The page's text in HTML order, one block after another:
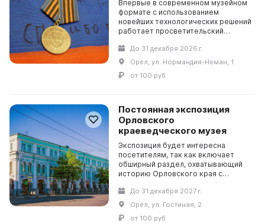
Впервые в современном музейном
формате с использованием
новейших технологических решений
работает просветительский
узнают о неразрывной
исторической связи Донбасса с
Рос...
До 31 декабря 2026 г.
Орёл, ул. Нормандия-Неман, 1
от 100 руб
Постоянная экспозиция
Орловского
краеведческого музея
Экспозиция будет интересна
посетителям, так как включает
обширный раздел, охватывающий
историю Орловского края с
века, а также целый ряд разделов,
построенных по тематиче...
До 31 декабря 2027 г.
Орёл, ул. Гостиная, 2
от 100 руб